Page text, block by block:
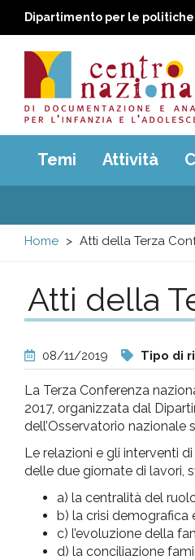
Dipartimento per le
Centro
di
e
analisi
pr
l'infanzia
e
Main
menu
Temi Attività
Home Atti della Terza
Atti della
08/11/2019 Tipo di
La Terza Conferenza
2017, organizzata dal
dell’Osservatorio nazionale
Le relazioni e gli interventi
delle due giornate di lavori,
a) la centralità del
b) la crisi demografica
c) l’evoluzione della
d) la conciliazione